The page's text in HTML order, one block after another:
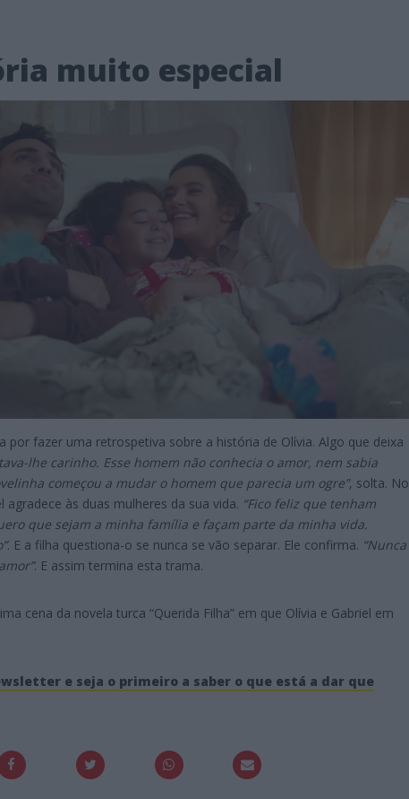
muito especial
por fazer uma retrospetiva sobre a história de Olívia. Algo que deixa
lhe carinho. Esse homem não conhecia o amor, nem sabia
começou a mudar o homem que parecia um ogre”, solta. No
às duas mulheres da sua vida. “Fico feliz que tenham
que sejam a minha família e façam parte da minha vida.
. E a filha questiona-o se nunca se vão separar. Ele confirma. “Nunca
. E assim termina esta trama.
cena da novela turca “Querida Filha” em que Olívia e Gabriel em
e seja o primeiro a saber o que está a dar que